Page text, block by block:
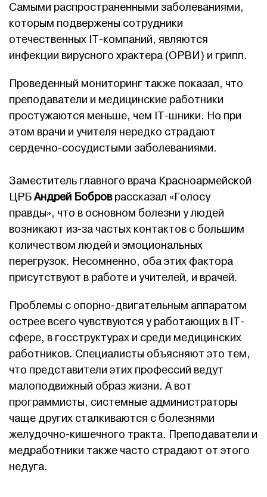
Самыми распространенными заболеваниями,
которым подвержены сотрудники
отечественных IT-компаний, являются
инфекции вирусного храктера (ОРВИ) и грипп.
Проведенный мониторинг также показал, что
преподаватели и медицинские работники
простужаются меньше, чем IT-шники. Но при
этом врачи и учителя нередко страдают
сердечно-сосудистыми заболеваниями.
Заместитель главного врача Красноармейской
ЦРБАндрей Боброврассказал «Голосу
правды», что в основном болезни у людей
возникают из-за частых контактов с большим
количеством людей и эмоциональных
перегрузок. Несомненно, оба этих фактора
присутствуют в работе и учителей, и врачей.
Проблемы с опорно-двигательным аппаратом
острее всего чувствуются у работающих в IT-
сфере, в госструктурах и среди медицинских
работников. Специалисты объясняют это тем,
что представители этих профессий ведут
малоподвижный образ жизни. А вот
программисты, системные администраторы
чаще других сталкиваются с болезнями
желудочно-кишечного тракта. Преподаватели и
медработники также часто страдают от этого
недуга.